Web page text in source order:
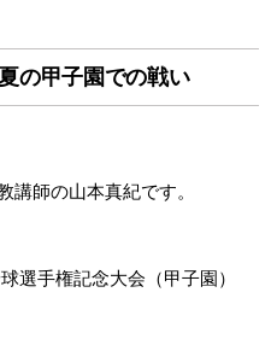
の甲子園での戦い
講師の山本真紀です。
選手権記念大会（甲子園）